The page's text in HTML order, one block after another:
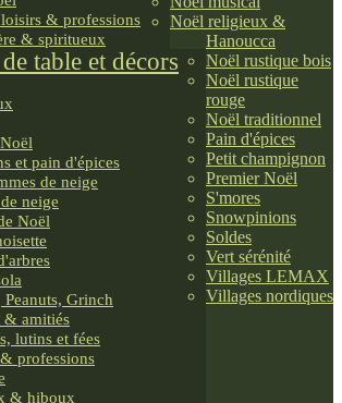
loisirs & professions
& spiritueux
table et décors
et pain d'épices
de neige
neige
Noël
Peanuts, Grinch
& amitiés
lutins et fées
professions
& hiboux
Noël religieux &
Hanoucca
Noël rustique bois
Noël rustique
rouge
Noël traditionnel
Pain d'épices
Petit champignon
Premier Noël
S'mores
Snowpinions
Soldes
Vert sérénité
Villages LEMAX
Villages nordiques